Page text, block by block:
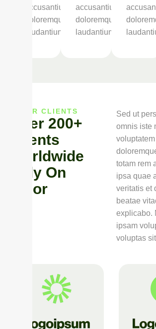
accusantium
doloremque
laudantium.
accusantium
doloremque
laudantium.
OUR CLIENTS
Over 200+
Clients
Worldwide
Rely On
Solor
Sed ut
omnis iste
totam rem
ipsa quae
veritatis et
beatae
explicabo.
ipsam
voluptas